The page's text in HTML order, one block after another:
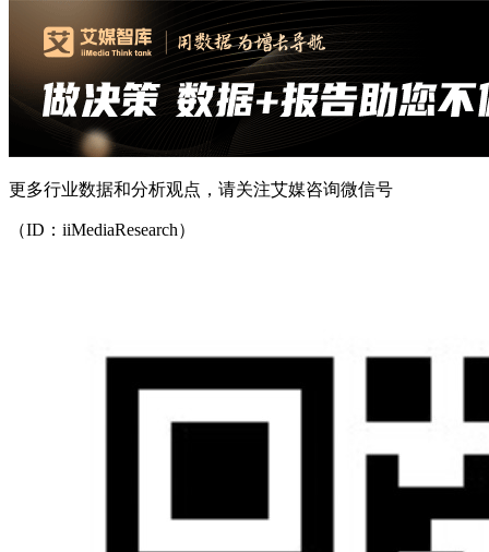
更多行业数据和分析观点，请关注艾媒咨询微信号
（ID：iiMediaResearch）